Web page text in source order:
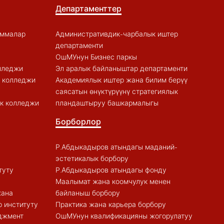
колледжи
колледжи
Департаменттер
Административдик-чарбалык иштер
департаменти
ОшМУнун Бизнес паркы
Эл аралык байланыштар департаменти
Академиялык иштер жана билим берүү
саясатын өнүктүрүүнү стратегиялык
пландаштыруу башкармалыгы
Борборлор
Р.Абдыкадыров атындагы маданий-
эстетикалык борбору
Р.Абдыкадыров атындагы фонду
Маалымат жана коомчулук менен
байланыш борбору
Практика жана карьера борбору
ОшМУнун квалификацияны жогорулатуу